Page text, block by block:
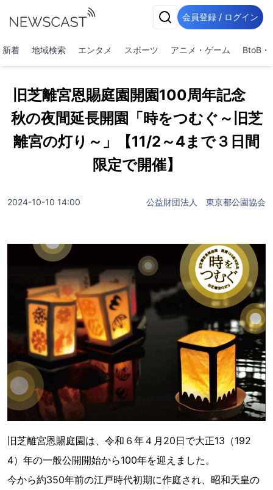
会員登録 / ログイン
新着 地域検索 エンタメ スポーツ アニメ・ゲーム BtoB・
旧芝離宮恩賜庭園開園100周年記念
秋の夜間延長開園「時をつむぐ～旧芝
離宮の灯り～」【11/2～4まで３日間
限定で開催】
2024-10-10 14:00 公益財団法人 東京都公園協会
旧芝離宮恩賜庭園は、令和６年４月20日で大正13（192
4）年の一般公開開始から100年を迎えました。
今から約350年前の江戸時代初期に作庭され、昭和天皇の